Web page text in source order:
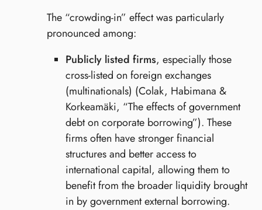
The “crowding-in” effect was particularly
pronounced among:
Publicly listed firms, especially those
cross-listed on foreign exchanges
(multinationals) (Colak, Habimana &
Korkeamäki, “The effects of government
debt on corporate borrowing”). These
firms often have stronger financial
structures and better access to
international capital, allowing them to
benefit from the broader liquidity brought
in by government external borrowing.